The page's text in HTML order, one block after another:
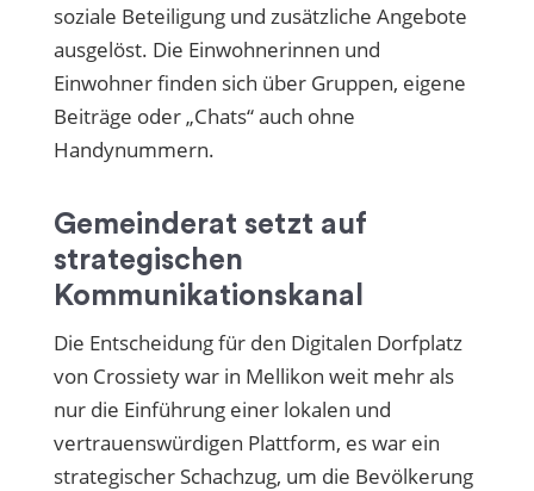
soziale Beteiligung und zusätzliche Angebote
ausgelöst. Die Einwohnerinnen und
Einwohner finden sich über Gruppen, eigene
Beiträge oder „Chats“ auch ohne
Handynummern.
Gemeinderat setzt auf
strategischen
Kommunikationskanal
Die Entscheidung für den Digitalen Dorfplatz
von Crossiety war in Mellikon weit mehr als
nur die Einführung einer lokalen und
vertrauenswürdigen Plattform, es war ein
strategischer Schachzug, um die Bevölkerung